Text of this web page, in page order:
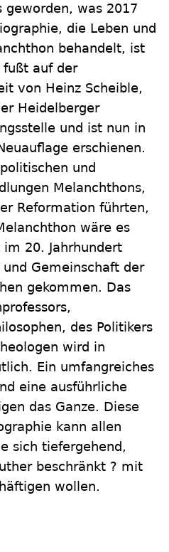
was 2017
die Leben und
behandelt, ist
fußt auf der
von Heinz Scheible,
Heidelberger
und ist nun in
erschienen.
und
Melanchthons,
Reformation führten,
wäre es
20. Jahrhundert
Gemeinschaft der
gekommen. Das
des Politikers
wird in
Ein umfangreiches
eine ausführliche
das Ganze. Diese
kann allen
sich tiefergehend,
beschränkt ? mit
wollen.